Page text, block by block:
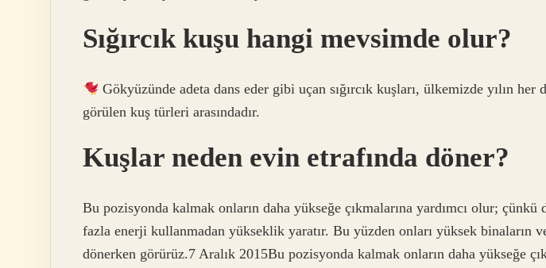
Sığırcık kuşu hangi mevsimde olur?
Gökyüzünde adeta dans eder gibi uçan sığırcık kuşları, ülkemizde yılın her
görülen kuş türleri arasındadır.
Kuşlar neden evin etrafında döner?
Bu pozisyonda kalmak onların daha yükseğe çıkmalarına yardımcı olur; çünkü
fazla enerji kullanmadan yükseklik yaratır. Bu yüzden onları yüksek binaların
dönerken görürüz.7 Aralık 2015Bu pozisyonda kalmak onların daha yükseğe